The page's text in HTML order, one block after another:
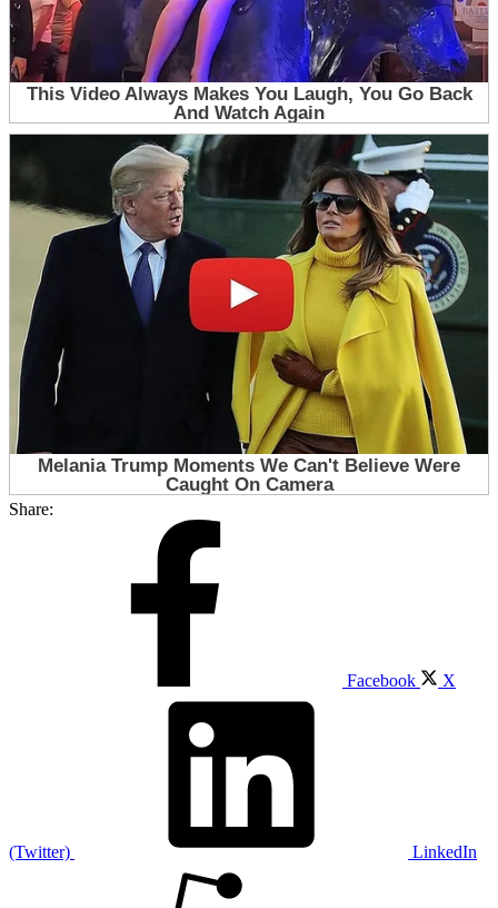
Share:
Facebook X
(Twitter) LinkedIn